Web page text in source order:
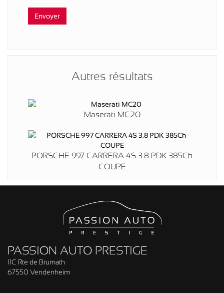
Autres résultats
Maserati MC20
PORSCHE 997 CARRERA 4S 3.8 PDK 385Ch
COUPE
PASSION AUTO PRESTIGE
11C Rte de Brumath
67550 Vendenheim